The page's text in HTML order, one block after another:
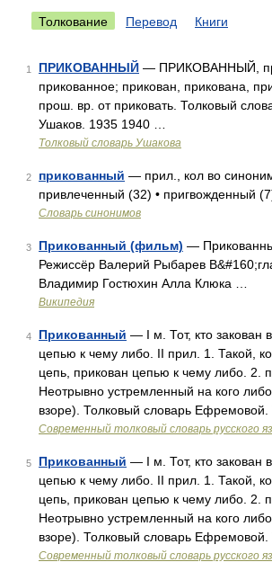
Толкование Перевод Книги
1 ПРИКОВАННЫЙ — ПРИКОВАННЫЙ,
прикованное; прикован, прикована,
прош. вр. от приковать. Толковый
Ушаков. 1935 1940 …
Толковый словарь Ушакова
2 прикованный — прил., кол во
привлеченный (32) • пригвожденный
Словарь синонимов
3 Прикованный (фильм) —
Режиссёр Валерий Рыбарев
Владимир Гостюхин Алла Клюка …
Википедия
4 Прикованный — I м. Тот, кто закован
цепью к чему либо. II прил. 1. Такой,
цепь, прикован цепью к чему либо. 2.
Неотрывно устремленный на кого
взоре). Толковый словарь
Современный толковый словарь русского
5 Прикованный — I м. Тот, кто закован
цепью к чему либо. II прил. 1. Такой,
цепь, прикован цепью к чему либо. 2.
Неотрывно устремленный на кого
взоре). Толковый словарь
Современный толковый словарь русского